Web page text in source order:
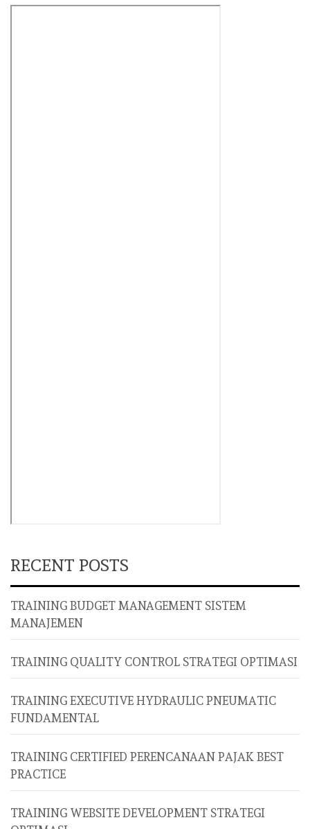
RECENT POSTS
TRAINING BUDGET MANAGEMENT SISTEM
MANAJEMEN
TRAINING QUALITY CONTROL STRATEGI OPTIMASI
TRAINING EXECUTIVE HYDRAULIC PNEUMATIC
FUNDAMENTAL
TRAINING CERTIFIED PERENCANAAN PAJAK BEST
PRACTICE
TRAINING WEBSITE DEVELOPMENT STRATEGI